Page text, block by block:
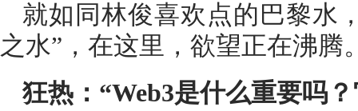
就如同林俊喜欢点的巴黎水
之水”，在这里，欲望正在沸腾
狂热：“Web3是什么重要吗